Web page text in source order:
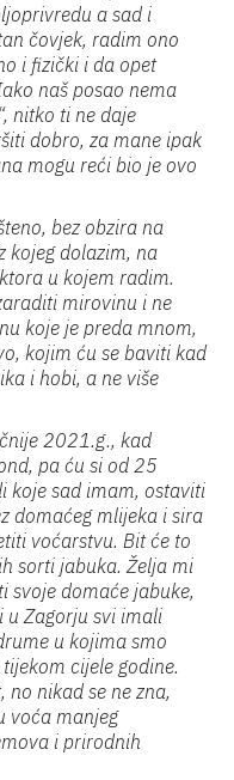
a sad i
čovjek, radim ono
i fizički i da opet
naš posao nema
nitko ti ne daje
dobro, za mane ipak
mogu reći bio je ovo
bez obzira na
kojeg dolazim, na
u kojem radim.
mirovinu i ne
koje je preda mnom,
kojim ću se baviti kad
i hobi, a ne više
2021.g., kad
pa ću si od 25
koje sad imam, ostaviti
domaćeg mlijeka i sira
voćarstvu. Bit će to
sorti jabuka. Želja mi
svoje domaće jabuke,
u Zagorju svi imali
u kojima smo
cijele godine.
nikad se ne zna,
voća manjeg
i prirodnih